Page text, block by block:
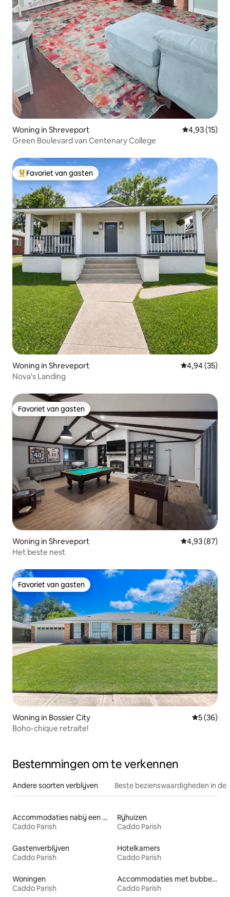
Woning in Shreveport Gemiddelde
4,93 (15)
Green Boulevard van Centenary College
Topfavoriet van gasten
Favoriet van gasten
Woning in Shreveport Gemiddelde
4,94 (35)
Nova's Landing
Favoriet van gasten
Favoriet van gasten
Woning in Shreveport Gemiddelde
4,93 (87)
Het beste nest
Favoriet van gasten
Favoriet van gasten
Woning in Bossier City
5 (36)
Boho-chique retraite!
Bestemmingen om te verkennen
Andere soorten verblijven Beste bezienswaardigheden in de
Accommodaties nabij een meer
Caddo Parish
Rijhuizen
Caddo Parish
Gastenverblijven
Caddo Parish
Hotelkamers
Caddo Parish
Woningen
Caddo Parish
Accommodaties met bubbelbad
Caddo Parish